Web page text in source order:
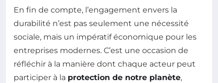
En fin de compte, l’engagement envers la
durabilité n’est pas seulement une nécessité
sociale, mais un impératif économique pour les
entreprises modernes. C’est une occasion de
réfléchir à la manière dont chaque acteur peut
participer à la protection de notre planète,